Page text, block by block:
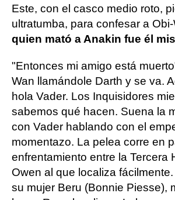
Este, con el casco medio roto,
ultratumba, para confesar a
quien mató a Anakin fue él
"Entonces mi amigo está
Wan llamándole Darth y se va.
hola Vader. Los Inquisidores
sabemos qué hacen. Suena la
con Vader hablando con el
momentazo. La pelea corre en
enfrentamiento entre la Tercera
Owen al que localiza
su mujer Beru (Bonnie Piesse),